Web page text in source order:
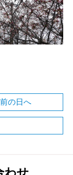
前の日へ